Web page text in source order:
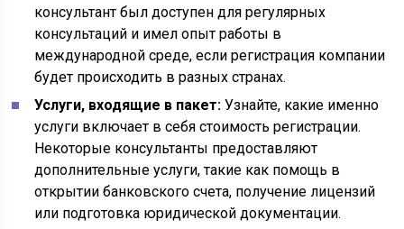
консультант был доступен для регулярных
консультаций и имел опыт работы в
международной среде, если регистрация компании
будет происходить в разных странах.
Услуги, входящие в пакет: Узнайте, какие именно
услуги включает в себя стоимость регистрации.
Некоторые консультанты предоставляют
дополнительные услуги, такие как помощь в
открытии банковского счета, получение лицензий
или подготовка юридической документации.